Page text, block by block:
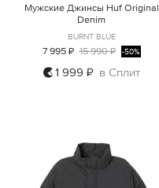
30 34
Мужские Джинсы Huf Original
Denim
BURNT BLUE
7 995 ₽ 15 990 ₽ -50%
1 999 ₽ в Сплит